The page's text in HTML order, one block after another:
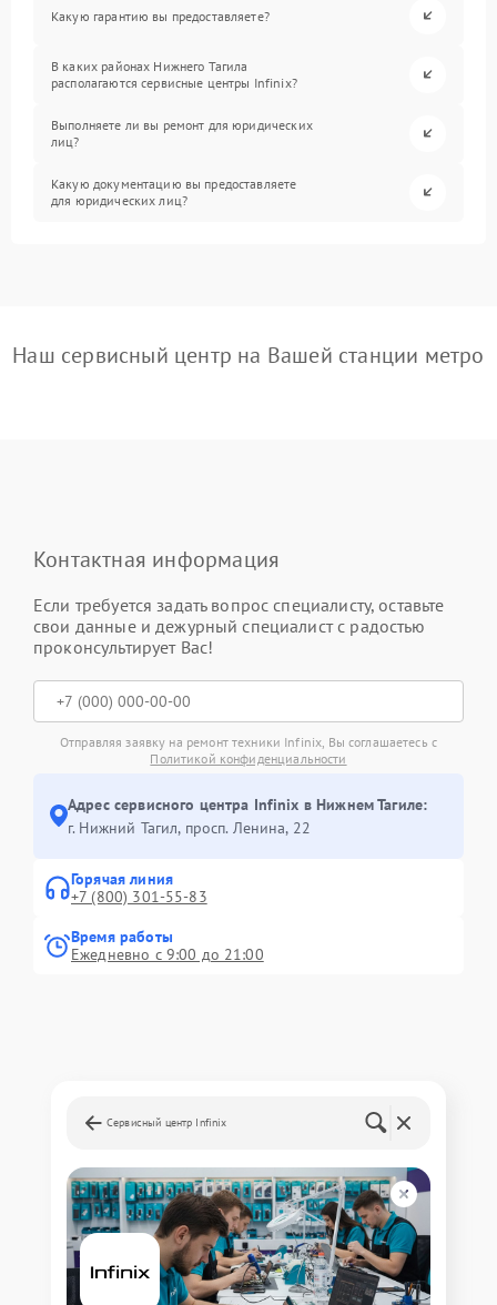
Какую гарантию вы предоставляете?
В каких районах Нижнего Тагила
располагаются сервисные центры Infinix?
Выполняете ли вы ремонт для юридических
лиц?
Какую документацию вы предоставляете
для юридических лиц?
Наш сервисный центр на Вашей станции метро
Контактная информация
Если требуется задать вопрос специалисту, оставьте
свои данные и дежурный специалист с радостью
проконсультирует Вас!
Отправляя заявку на ремонт техники Infinix, Вы соглашаетесь с
Политикой конфиденциальности
Адрес сервисного центра Infinix в Нижнем Тагиле:
г. Нижний Тагил, просп. Ленина, 22
Горячая линия
+7 (800) 301-55-83
Время работы
Ежедневно с 9:00 до 21:00
Сервисный центр Infinix